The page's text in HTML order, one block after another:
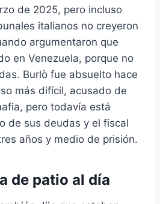
de 2025, pero incluso
italianos no creyeron
argumentaron que
en Venezuela, porque no
Burlò fue absuelto hace
más difícil, acusado de
pero todavía está
de sus deudas y el fiscal
años y medio de prisión.
de patio al día